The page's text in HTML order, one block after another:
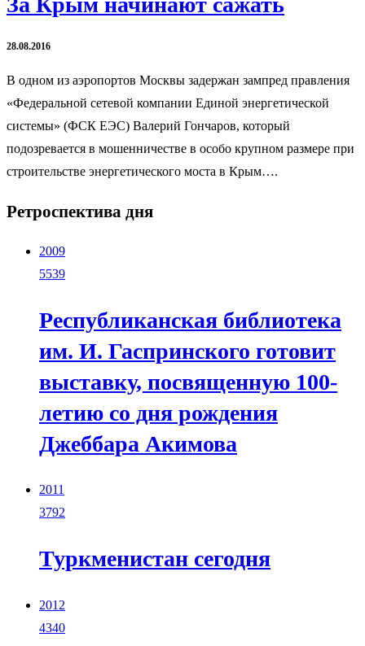
28.08.2016
В одном из аэропортов Москвы задержан зампред правления
«Федеральной сетевой компании Единой энергетической
системы» (ФСК ЕЭС) Валерий Гончаров, который
подозревается в мошенничестве в особо крупном размере при
строительстве энергетического моста в Крым….
Ретроспектива дня
2009
5539
Республиканская библиотека
им. И. Гаспринского готовит
выставку, посвященную 100-
летию со дня рождения
Джеббара Акимова
2011
3792
Туркменистан сегодня
2012
4340